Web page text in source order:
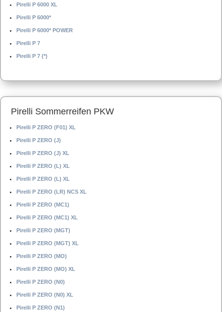
Pirelli P 6000 XL
Pirelli P 6000*
Pirelli P 6000* POWER
Pirelli P 7
Pirelli P 7 (*)
Pirelli Sommerreifen PKW
Pirelli P ZERO (F01) XL
Pirelli P ZERO (J)
Pirelli P ZERO (J) XL
Pirelli P ZERO (L) XL
Pirelli P ZERO (L) XL
Pirelli P ZERO (LR) NCS XL
Pirelli P ZERO (MC1)
Pirelli P ZERO (MC1) XL
Pirelli P ZERO (MGT)
Pirelli P ZERO (MGT) XL
Pirelli P ZERO (MO)
Pirelli P ZERO (MO) XL
Pirelli P ZERO (N0)
Pirelli P ZERO (N0) XL
Pirelli P ZERO (N1)